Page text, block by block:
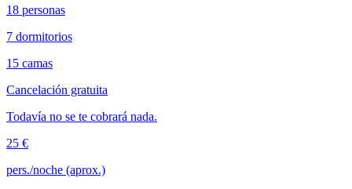
18 personas
7 dormitorios
15 camas
Cancelación gratuita
Todavía no se te cobrará nada.
25 €
pers./noche (aprox.)